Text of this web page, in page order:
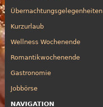
Übernachtungsgelegenheiten
Kurzurlaub
Wellness Wochenende
Romantikwochenende
Gastronomie
Jobbörse
NAVIGATION